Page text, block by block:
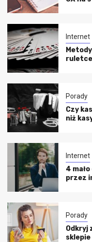
Internet
ruletce
Porady
Czy
niż
Internet
4
przez
Porady
Odkryj